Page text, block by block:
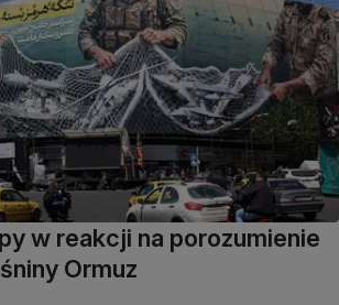
w reakcji na porozumienie
Ormuz